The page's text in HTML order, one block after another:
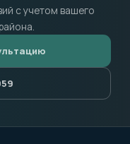
с учетом вашего